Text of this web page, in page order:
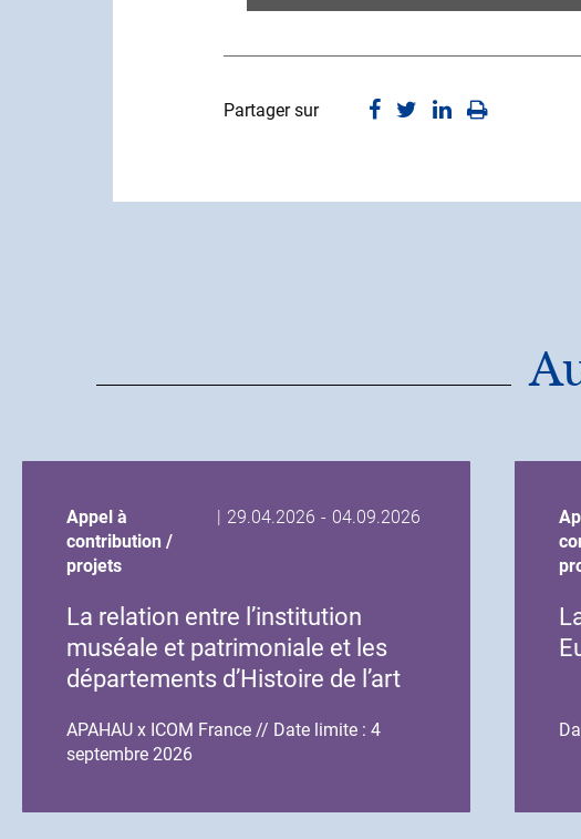
Partager sur
Appel à
contribution /
projets
| Date
l'événement
29.04.2026 - Date
l'événement
04.09.2026
La relation entre l’institution
muséale et patrimoniale et les
départements d’Histoire de l’art
APAHAU x ICOM France // Date limite : 4
septembre 2026